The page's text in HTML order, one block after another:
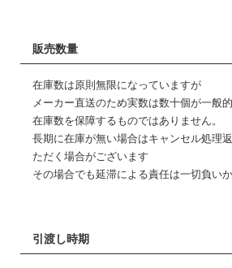
販売数量
在庫数は原則無限になっていますが
メーカー直送のため実数は数十個が一般的
在庫数を保障するものではありません。
長期に在庫が無い場合はキャンセル処理
ただく場合がございます
その場合でも延滞による責任は一切負いか
引渡し時期